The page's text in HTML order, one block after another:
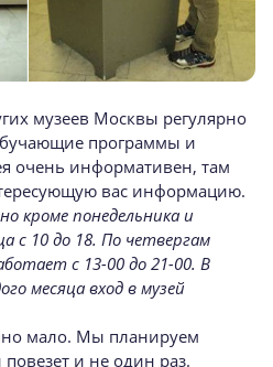
музеев Москвы регулярно
программы и
очень информативен, там
вас информацию.
кроме понедельника и
с 10 до 18. По четвергам
с 13-00 до 21-00. В
месяца вход в музей
мало. Мы планируем
повезет и не один раз.